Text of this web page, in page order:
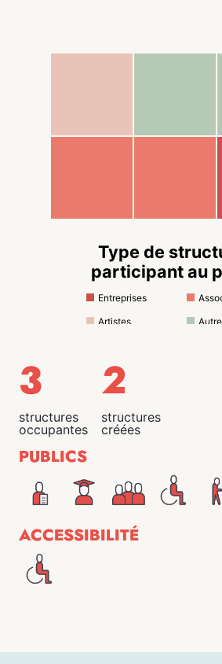
Type de
participant au
Entreprises
Artistes
3
structures
occupantes
2
structures
créées
PUBLICS
ACCESSIBILITÉ